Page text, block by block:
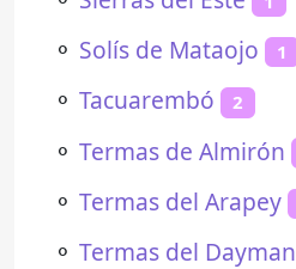
⚬ Solís de Mataojo 1
⚬ Tacuarembó 2
⚬ Termas de Almirón
⚬ Termas del Arapey
⚬ Termas del Dayman